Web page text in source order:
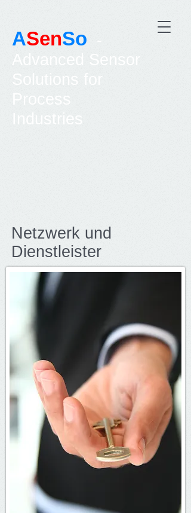
ASenSo -
Advanced Sensor
Solutions for
Process
Industries
Netzwerk und
Dienstleister